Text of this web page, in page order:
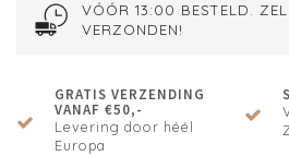
VÓÓR 13:00 BESTELD.
VERZONDEN!
GRATIS VERZENDING
VANAF €50,-
Levering door héél
Europa